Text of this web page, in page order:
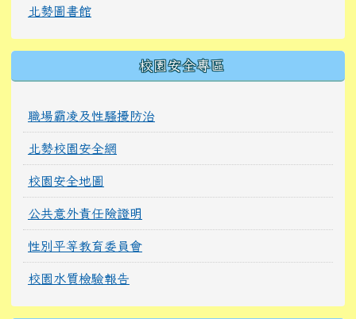
北勢圖書館
校園安全專區
職場霸凌及性騷擾防治
北勢校園安全網
校園安全地圖
公共意外責任險證明
性別平等教育委員會
校園水質檢驗報告